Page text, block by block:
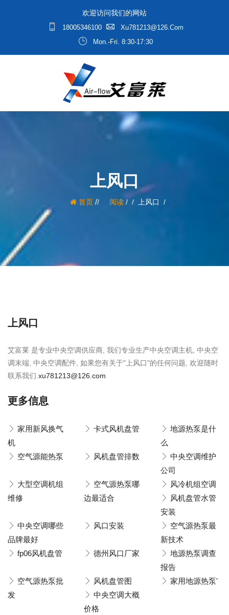
欢迎访问我们的网站
18005346100
Xu781213@126.com
Mon.-Fri. 8:30-17:30
上风口
首页/ 阅读/ 上风口
上风口
艾富莱 是专业中央空调供应商, 我们专业生产中央空调主机, 中央空
调末端, 中央空调配件, 如果您有关于"上风口"的任何问题, 欢迎随时
联系我们. xu781213@126.com
更多信息
家用新风换气
机
卡式风机盘管
地源热泵是什
么
空气源能热泵
风机盘管排数
中央空调维护
公司
大型空调机组
维修
空气源热泵哪
边最适合
风冷机组空调
风机盘管水管
安装
中央空调哪些
品牌最好
风口安装
空气源热泵最
新技术
fp06风机盘管
德州风口厂家
地源热泵调查
报告
空气源热泵批
发
风机盘管图
家用地源热泵'
中央空调大概
价格